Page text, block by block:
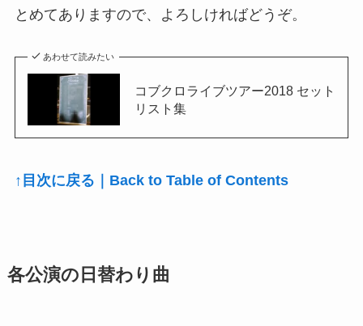
とめてありますので、よろしければどうぞ。
あわせて読みたい
コブクロライブツアー2018 セット
リスト集
↑目次に戻る｜Back to Table of Contents
各公演の日替わり曲